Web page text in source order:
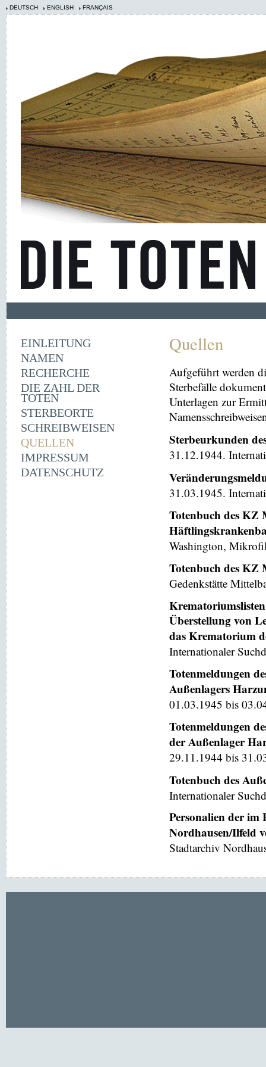
DEUTSCH ENGLISH FRANÇAIS
EINLEITUNG
NAMEN
RECHERCHE
DIE ZAHL DER
TOTEN
STERBEORTE
SCHREIBWEISEN
QUELLEN
IMPRESSUM
DATENSCHUTZ
Quellen
Aufgeführt werden
Sterbefälle
Unterlagen zur
Sterbeurkunden
31.12.1944.
31.03.1945.
Totenbuch des
Washington,
Totenbuch des KZ
Gedenkstätte
Überstellung von
das Krematorium
Internationaler
Totenmeldungen
Außenlagers
01.03.1945 bis
Totenmeldungen
der Außenlager
29.11.1944 bis
Totenbuch des
Internationaler
Personalien der
Nordhausen/Ilfeld
Stadtarchiv